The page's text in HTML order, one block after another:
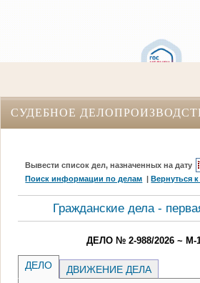
СУДЕБНОЕ
Вывести список дел, назначенных на дату
Поиск информации по делам |Вернуться
Гражданские дела -
ДЕЛО № 2-988/2026 ~ М-
ДЕЛО ДВИЖЕНИЕ ДЕЛА